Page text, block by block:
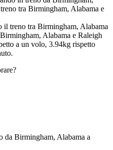
tra Birmingham, Alabama e
il treno tra Birmingham, Alabama
Alabama e Raleigh
a un volo, 3.94kg rispetto
da Birmingham, Alabama a